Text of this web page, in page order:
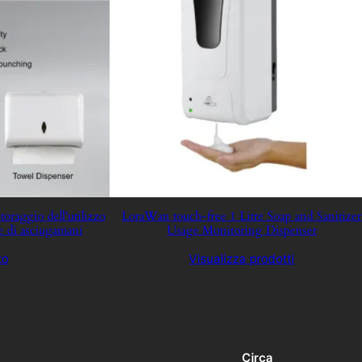
dell'utilizzo
di asciugamani
LoraWan touch-free 1 Litre Soap and Sanitizer
Usage Monitoring Dispenser
Visualizza prodotti
Circa